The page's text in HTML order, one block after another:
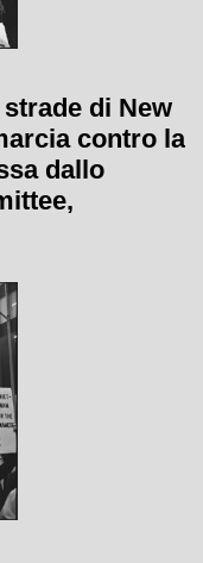
di New
contro la
dallo